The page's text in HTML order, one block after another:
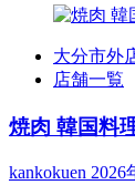
大分市外
店舗一覧
焼肉 韓国料
kankokuen 2026